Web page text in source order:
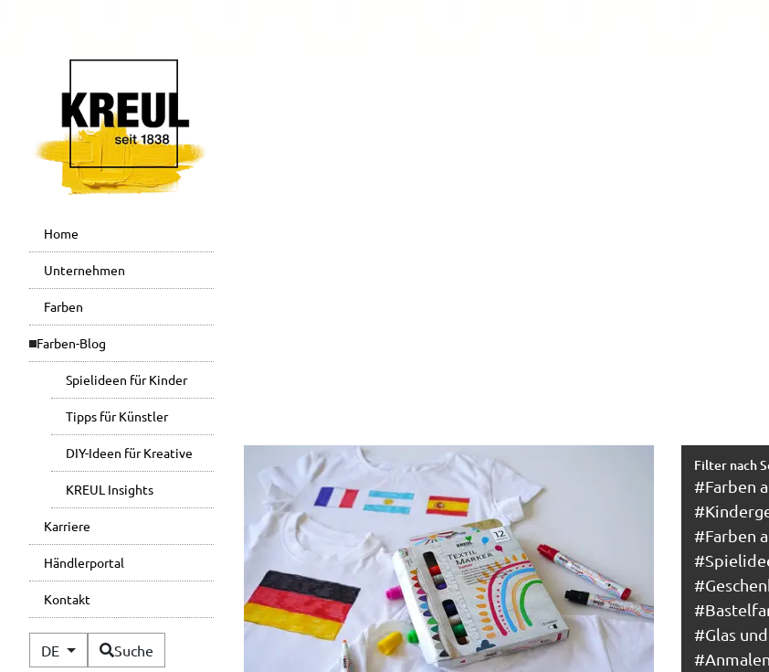
Home
Unternehmen
Farben
Farben-Blog
Spielideen für Kinder
Tipps für Künstler
DIY-Ideen für Kreative
KREUL Insights
Karriere
Händlerportal
Kontakt
DE Verfügbare Sprachen
Suche
Filter nach
#Farben
#Farben
#Glas
#Anmalen